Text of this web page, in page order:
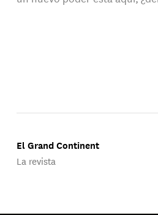
El Grand Continent
La revista